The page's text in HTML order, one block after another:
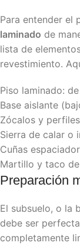
Para entender el
laminado de
lista de
revestimiento.
Piso laminado:
Base aislante
Zócalos y
Sierra de calar o
Cuñas
Martillo y taco
Preparación
El subsuelo, o la
debe ser
completamente